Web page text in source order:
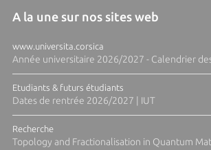
A la une sur nos sites web
www.universita.corsica
Année universitaire 2026/2027 - Calendrier
Etudiants & futurs étudiants
Dates de rentrée 2026/2027 | IUT
Recherche
Topology and Fractionalisation in Quantum